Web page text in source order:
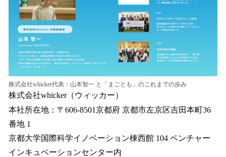
株式会社whicker代表：山本智一 と「まごとも」のこれまでの歩み
株式会社whicker（ウィッカー）
本社所在地：〒606-8501京都府 京都市左京区吉田本町36
番地 1
京都大学国際科学イノベーション棟西館 104 ベンチャー
インキュベーションセンター内